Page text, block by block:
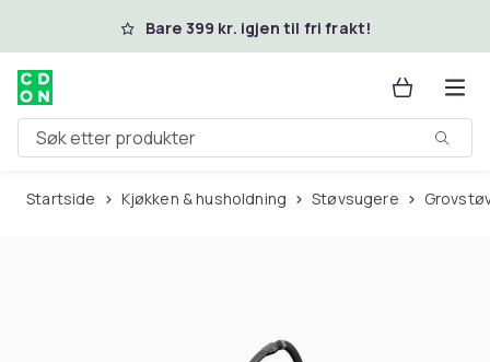
Hopp til hovedinnholdBare 399 kr. igjen til fri frakt!
Søk etter produkter
Startside Kjøkken & husholdning Støvsugere